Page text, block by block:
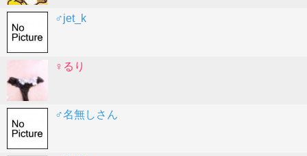
♂jet_k
♀るり
♂名無しさん